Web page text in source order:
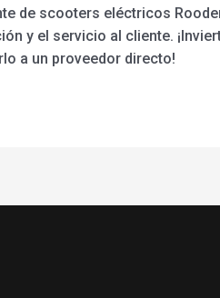
de scooters eléctricos
y el servicio al cliente.
a un proveedor directo!